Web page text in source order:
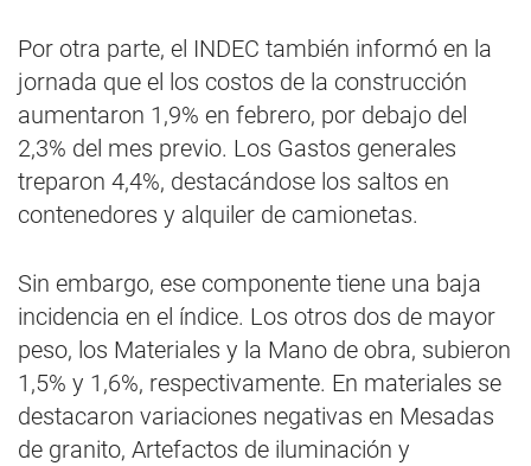
Por otra parte, el INDEC también informó en la
jornada que el los costos de la construcción
aumentaron 1,9% en febrero, por debajo del
2,3% del mes previo. Los Gastos generales
treparon 4,4%, destacándose los saltos en
contenedores y alquiler de camionetas.
Sin embargo, ese componente tiene una baja
incidencia en el índice. Los otros dos de mayor
peso, los Materiales y la Mano de obra, subieron
1,5% y 1,6%, respectivamente. En materiales se
destacaron variaciones negativas en Mesadas
de granito, Artefactos de iluminación y